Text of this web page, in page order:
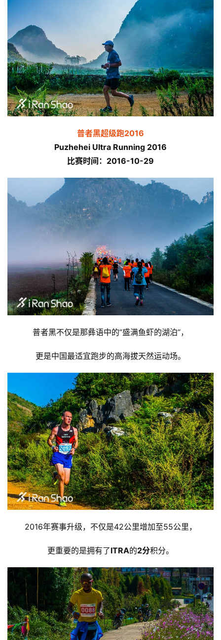
赛
观
普者黑超级跑2016
Puzhehei Ultra Running 2016
比赛时间：2016-10-29
普者黑不仅是那彝语中的“盛满鱼虾的湖泊”，
更是中国最适宜跑步的高海拔天然运动场。
2016年赛事升级，不仅是42公里增加至55公里，
更重要的是拥有了ITRA的2分积分。